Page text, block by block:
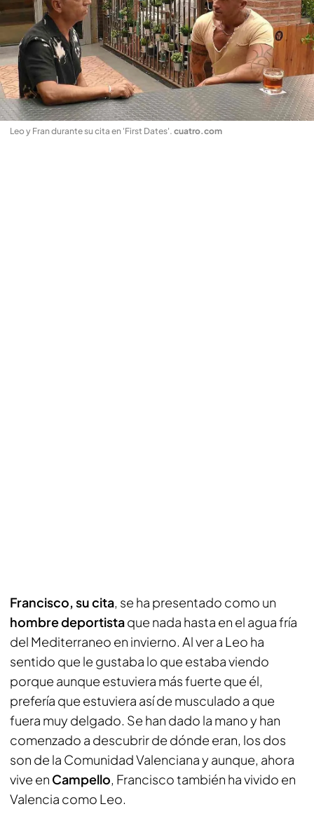
Leo y Fran durante su cita en 'First Dates'. cuatro.com
Francisco, su cita, se ha presentado como un
hombre deportistaque nada hasta en el agua fría
del Mediterraneo en invierno. Al ver a Leo ha
sentido que le gustaba lo que estaba viendo
porque aunque estuviera más fuerte que él,
prefería que estuviera así de musculado a que
fuera muy delgado. Se han dado la mano y han
comenzado a descubrir de dónde eran, los dos
son de la Comunidad Valenciana y aunque, ahora
vive en Campello, Francisco también ha vivido en
Valencia como Leo.